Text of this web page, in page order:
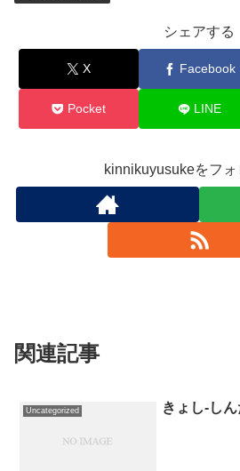
シェアする
X Facebook
Pocket LINE
kinnikuyusukeをフォ
関連記事
Uncategorized きょし-し